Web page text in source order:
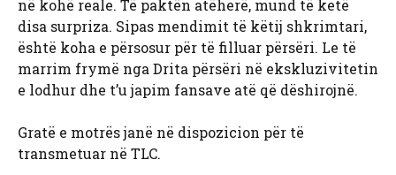
në kohë reale. Të paktën atëherë, mund të ketë
disa surpriza. Sipas mendimit të këtij shkrimtari,
është koha e përsosur për të filluar përsëri. Le të
marrim frymë nga Drita përsëri në ekskluzivitetin
e lodhur dhe t’u japim fansave atë që dëshirojnë.
Gratë e motrës janë në dispozicion për të
transmetuar në TLC.